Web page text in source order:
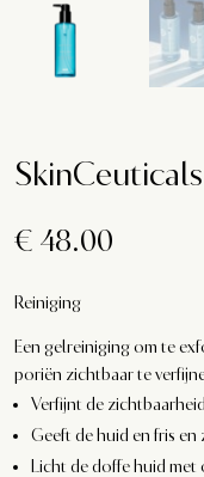
€ 48.00
Reiniging
Een gelreiniging om te
poriën zichtbaar te
Verfijnt de
Geeft de huid en fris en
Licht de doffe huid